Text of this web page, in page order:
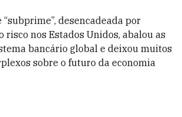
desencadeada por
risco nos Estados Unidos, abalou as
bancário global e deixou muitos
sobre o futuro da economia